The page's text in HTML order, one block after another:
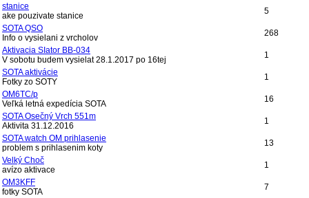
stanice
ake pouzivate stanice
5
SOTA QSO
Info o vysielani z vrcholov
268
Aktivacia SIator BB-034
V sobotu budem vysielat 28.1.2017 po 16tej
1
SOTA aktivácie
Fotky zo SOTY
1
OM6TC/p
Veľká letná expedícia SOTA
16
SOTA Osečný Vrch 551m
Aktivita 31.12.2016
1
SOTA watch OM prihlasenie
problem s prihlasenim koty
13
Velký Choč
avízo aktivace
1
OM3KFF
fotky SOTA
7